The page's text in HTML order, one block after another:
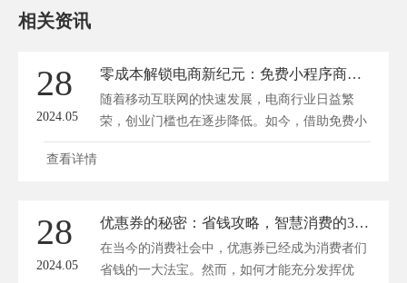
相关资讯
28
2024.05
零成本解锁电商新纪元：免费小程序商城助你赚钱无忧
随着移动互联网的快速发展，电商行业日益繁
荣，创业门槛也在逐步降低。如今，借助免费小
程序...
查看详情
28
2024.05
优惠券的秘密：省钱攻略，智慧消费的32字真言
在当今的消费社会中，优惠券已经成为消费者们
省钱的一大法宝。然而，如何才能充分发挥优